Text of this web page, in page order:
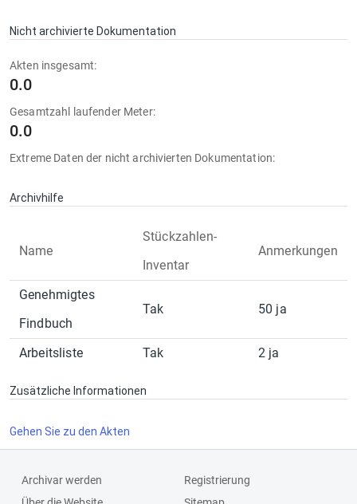
Nicht archivierte Dokumentation
Akten insgesamt:
0.0
Gesamtzahl laufender Meter:
0.0
Extreme Daten der nicht archivierten Dokumentation:
Archivhilfe
Name
Stückzahlen-
Inventar
Anmerkungen
Genehmigtes
Findbuch
Tak 50 ja
Arbeitsliste Tak 2 ja
Zusätzliche Informationen
Gehen Sie zu den Akten
Archivar werden
Registrierung